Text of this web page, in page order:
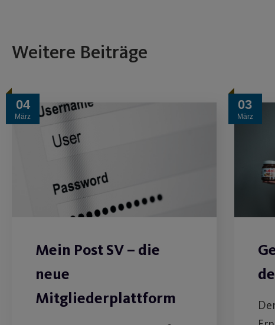
Weitere Beiträge
04
März
Mein Post SV – die
neue
Mitgliederplattform
03
März